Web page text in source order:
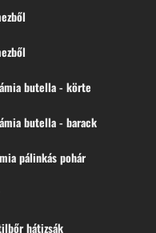
butella - körte
butella - barack
pálinkás pohár
hátizsák